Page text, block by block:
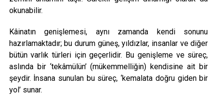
okunabilir.
Kâinatın genişlemesi, aynı zamanda kendi sonunu
hazırlamaktadır; bu durum güneş, yıldızlar, insanlar ve diğer
bütün varlık türleri için geçerlidir. Bu genişleme ve süreç,
aslında bir ‘tekâmülün’ (mükemmelliğin) kendisine ait bir
şeydir. İnsana sunulan bu süreç, ‘kemalata doğru giden bir
yol’ sunar.